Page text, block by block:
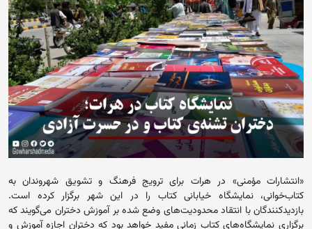
«انتشارات مؤمنی» در هرات برای ترویج فرهنگ و تشویق شهروندان به
کتاب‌خوانی، نمایشگاه خیابانی کتاب را در این شهر برگزار کرده است.
بازدیدکنندگان با انتقاد محدودیت‌های وضع شده بر آموزش دختران می‌گویند که
برگزاری نمایشگاه‌های کتاب زمانی مفید خواهد بود که دختران اجازه آموزش و